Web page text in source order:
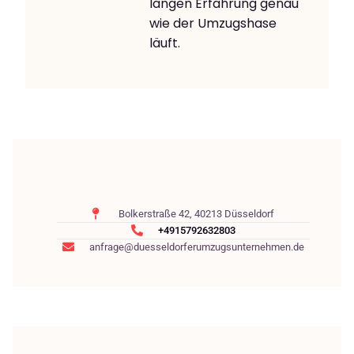
wie der Umzugshase
läuft.
Bolkerstraße 42, 40213 Düsseldorf
+4915792632803
anfrage@duesseldorferumzugsunternehmen.de